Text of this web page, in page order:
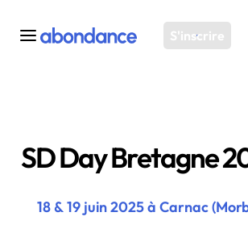
S'inscrire
Plateforme
Solutions
SD Day Bretagne
18 & 19 juin 2025 à Carnac